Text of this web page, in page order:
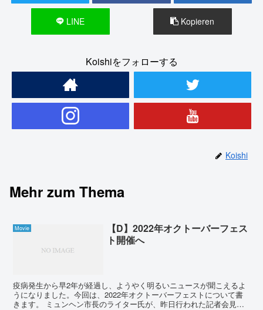
LINE Kopieren
Koishiをフォローする
Koishi
Mehr zum Thema
Movie
【D】2022年オクトーバーフェス
ト開催へ
疫病発生から早2年が経過し、ようやく明るいニュースが聞こえるよ
うになりました。今回は、2022年オクトーバーフェストについて書
きます。 ミュンヘン市長のライター氏が、昨日行われた記者会見に